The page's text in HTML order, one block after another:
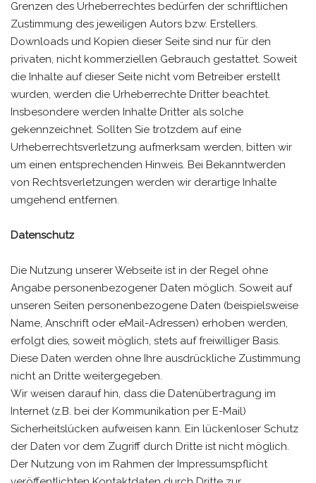
Grenzen des Urheberrechtes bedürfen der schriftlichen
Zustimmung des jeweiligen Autors bzw. Erstellers.
Downloads und Kopien dieser Seite sind nur für den
privaten, nicht kommerziellen Gebrauch gestattet. Soweit
die Inhalte auf dieser Seite nicht vom Betreiber erstellt
wurden, werden die Urheberrechte Dritter beachtet.
Insbesondere werden Inhalte Dritter als solche
gekennzeichnet. Sollten Sie trotzdem auf eine
Urheberrechtsverletzung aufmerksam werden, bitten wir
um einen entsprechenden Hinweis. Bei Bekanntwerden
von Rechtsverletzungen werden wir derartige Inhalte
umgehend entfernen.
Datenschutz
Die Nutzung unserer Webseite ist in der Regel ohne
Angabe personenbezogener Daten möglich. Soweit auf
unseren Seiten personenbezogene Daten (beispielsweise
Name, Anschrift oder eMail-Adressen) erhoben werden,
erfolgt dies, soweit möglich, stets auf freiwilliger Basis.
Diese Daten werden ohne Ihre ausdrückliche Zustimmung
nicht an Dritte weitergegeben.
Wir weisen darauf hin, dass die Datenübertragung im
Internet (z.B. bei der Kommunikation per E-Mail)
Sicherheitslücken aufweisen kann. Ein lückenloser Schutz
der Daten vor dem Zugriff durch Dritte ist nicht möglich.
Der Nutzung von im Rahmen der Impressumspflicht